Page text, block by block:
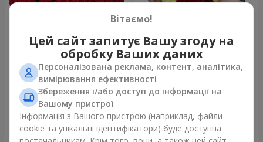
101 червона троянда
10 725 грн
Замовити
Букет "Серце - серцю"
Замовити
Вітаємо!
Цей сайт запитує Вашу згоду на
обробку Ваших даних
Персоналізована реклама, контент, аналітика,
вимірювання ефективності
Збереження і/або доступ до інформації на
Вашому пристрої
Інформація з Вашого пристрою (наприклад, файли
cookie та унікальні ідентифікатори) буде доступна